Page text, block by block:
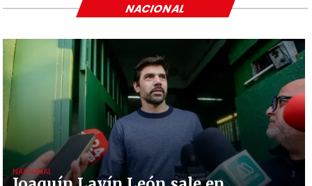
NACIONAL
NACIONAL